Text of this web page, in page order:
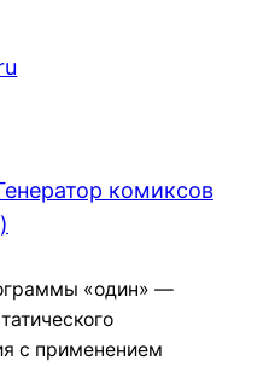
комиксов
«один» —
с применением